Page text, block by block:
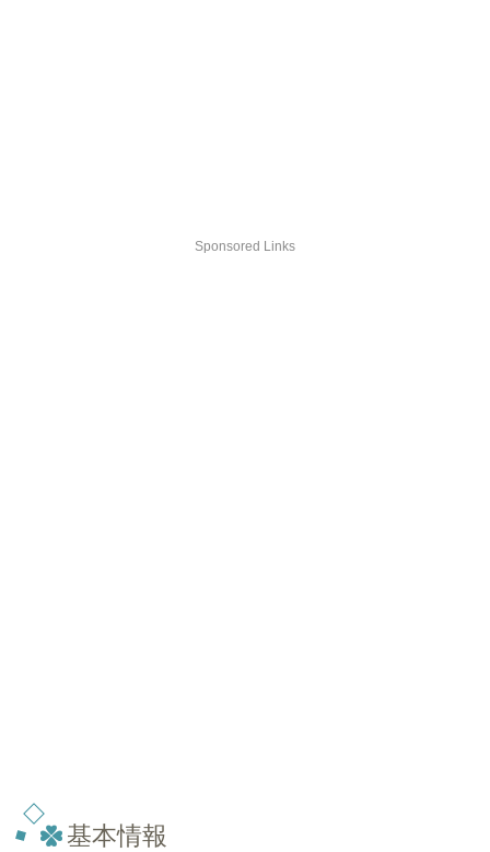
Sponsored Links
基本情報